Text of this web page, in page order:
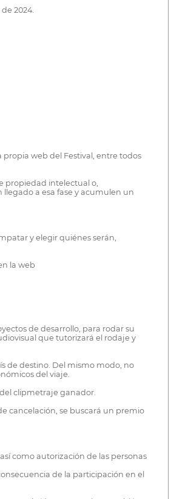
2024.
web del Festival, entre todos
propiedad intelectual o,
a esa fase y acumulen un
y elegir quiénes serán,
la web
de desarrollo, para rodar su
que tutorizará el rodaje y
de destino. Del mismo modo, no
del viaje.
clipmetraje ganador.
cancelación, se buscará un premio
como autorización de las personas
de la participación en el